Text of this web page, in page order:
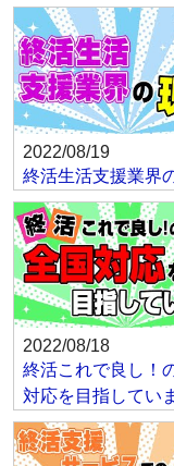
2022/08/19
終活生活支援業界
2022/08/18
終活これで良し！
対応を目指してい